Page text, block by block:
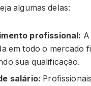
algumas delas:
profissional:
em todo o mercado
sua qualificação.
salário: